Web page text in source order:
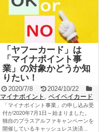
「ヤフーカード」は
「マイナポイント事
業」の対象かどうか知
りたい！
2020/7/8
2024/10/22
マイナポイント
,ペイペイカード
「マイナポイント事業」の申し込み受
付が2020年7月1日～始まりました。
独自のプラスアルファキャンペーンを
開催しているキャッシュレス決済...